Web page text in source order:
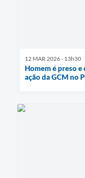
12 MAR 2026 - 13h30
Homem é preso
ação da GCM no